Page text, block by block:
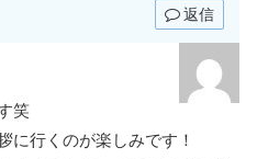
返信
笑
に行くのが楽しみです！